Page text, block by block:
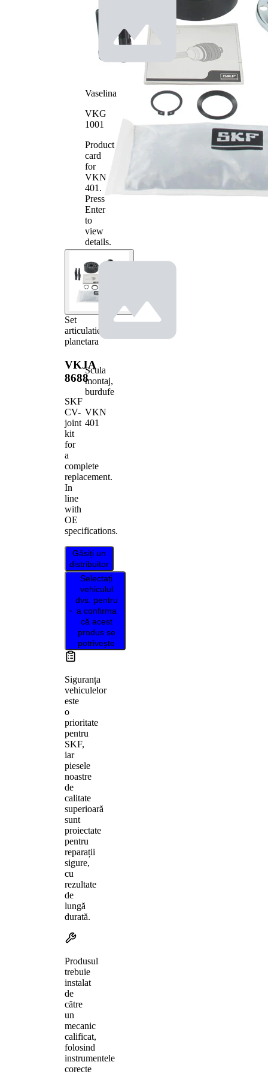
Set
articulatie,
planetara
VKJA
8688
SKF
CV-
joint
kit
for
a
complete
replacement.
In
line
with
OE
specifications.
Găsiți un
distribuitor
Selectați
vehiculul
dvs. pentru
a confirma
că acest
produs se
potrivește
Siguranța
vehiculelor
este
o
prioritate
pentru
SKF,
iar
piesele
noastre
de
calitate
superioară
sunt
proiectate
pentru
reparații
sigure,
cu
rezultate
de
lungă
durată.
Produsul
trebuie
instalat
de
către
un
mecanic
calificat,
folosind
instrumentele
corecte
Dinți
interior spre
diferențial
arbore
de
legătură
Numar
6
exterior
Asezare
gauri Ø
articulatie
Vaselina
VKG
1001
Product
card
for
VKN
401 .
Press
Enter
to
view
details.
Scula
montaj,
burdufe
VKN
401